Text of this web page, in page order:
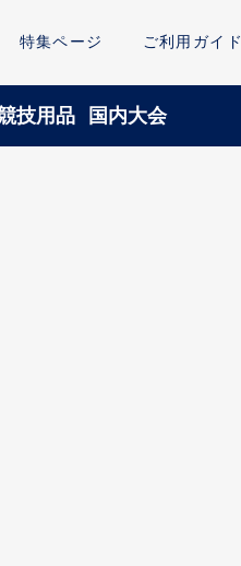
特集ページ ご利用ガイド
技用品 国内大会